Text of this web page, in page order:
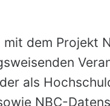
dem Projekt
als
NBC-